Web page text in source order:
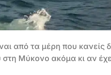
από τα μέρη που κανείς
Μύκονο ακόμα κι αν